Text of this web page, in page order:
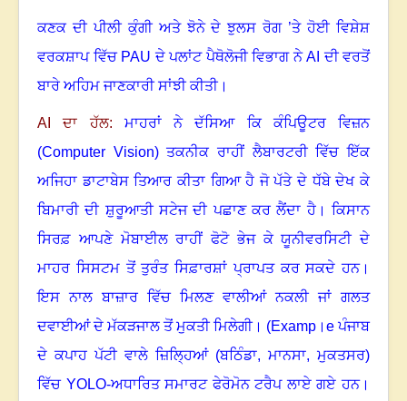
ਕਣਕ ਦੀ ਪੀਲੀ ਕੁੰਗੀ ਅਤੇ ਝੋਨੇ ਦੇ ਝੁਲਸ ਰੋਗ ’ਤੇ ਹੋਈ ਵਿਸ਼ੇਸ਼
ਵਰਕਸ਼ਾਪ ਵਿੱਚ PAUਦੇ ਪਲਾਂਟ ਪੈਥੋਲੋਜੀ ਵਿਭਾਗ ਨੇAIਦੀ ਵਰਤੋਂ
ਬਾਰੇ ਅਹਿਮ ਜਾਣਕਾਰੀ ਸਾਂਝੀ ਕੀਤੀ।
AIਦਾ ਹੱਲ: ਮਾਹਰਾਂ ਨੇ ਦੱਸਿਆ ਕਿ ਕੰਪਿਊਟਰ ਵਿਜ਼ਨ
(Computer Vision)ਤਕਨੀਕ ਰਾਹੀਂ ਲੈਬਾਰਟਰੀ ਵਿੱਚ ਇੱਕ
ਅਜਿਹਾ ਡਾਟਾਬੇਸ ਤਿਆਰ ਕੀਤਾ ਗਿਆ ਹੈ ਜੋ ਪੱਤੇ ਦੇ ਧੱਬੇ ਦੇਖ ਕੇ
ਬਿਮਾਰੀ ਦੀ ਸ਼ੁਰੂਆਤੀ ਸਟੇਜ ਦੀ ਪਛਾਣ ਕਰ ਲੈਂਦਾ ਹੈ। ਕਿਸਾਨ
ਸਿਰਫ਼ ਆਪਣੇ ਮੋਬਾਈਲ ਰਾਹੀਂ ਫੋਟੋ ਭੇਜ ਕੇ ਯੂਨੀਵਰਸਿਟੀ ਦੇ
ਮਾਹਰ ਸਿਸਟਮ ਤੋਂ ਤੁਰੰਤ ਸਿਫ਼ਾਰਸ਼ਾਂ ਪ੍ਰਾਪਤ ਕਰ ਸਕਦੇ ਹਨ।
ਇਸ ਨਾਲ ਬਾਜ਼ਾਰ ਵਿੱਚ ਮਿਲਣ ਵਾਲੀਆਂ ਨਕਲੀ ਜਾਂ ਗਲਤ
ਦਵਾਈਆਂ ਦੇ ਮੱਕੜਜਾਲ ਤੋਂ ਮੁਕਤੀ ਮਿਲੇਗੀ। (Examp । eਪੰਜਾਬ
ਦੇ ਕਪਾਹ ਪੱਟੀ ਵਾਲੇ ਜ਼ਿਲ੍ਹਿਆਂ (ਬਠਿੰਡਾ, ਮਾਨਸਾ, ਮੁਕਤਸਰ)
ਵਿੱਚ YOLO-ਅਧਾਰਿਤ ਸਮਾਰਟ ਫੇਰੋਮੋਨ ਟਰੈਪ ਲਾਏ ਗਏ ਹਨ।